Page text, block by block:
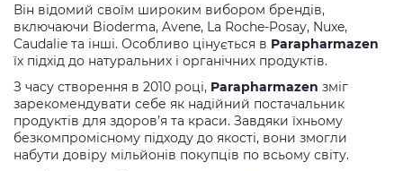
Він відомий своїм широким вибором брендів,
включаючи Bioderma, Avene, La Roche-Posay, Nuxe,
Caudalie та інші. Особливо цінується в Parapharmazen
їх підхід до натуральних і органічних продуктів.
З часу створення в 2010 році, Parapharmazen зміг
зарекомендувати себе як надійний постачальник
продуктів для здоров’я та краси. Завдяки їхньому
безкомпромісному підходу до якості, вони змогли
набути довіру мільйонів покупців по всьому світу.